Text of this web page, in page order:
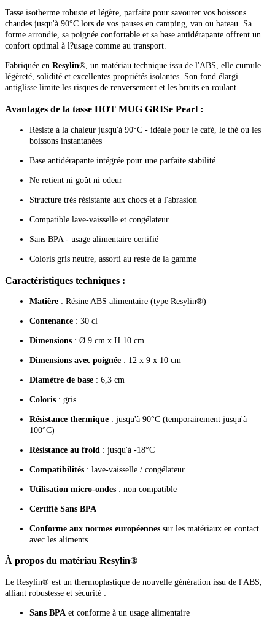
Tasse isotherme robuste et légère, parfaite pour savourer vos boissons
chaudes jusqu'à 90°C lors de vos pauses en camping, van ou bateau. Sa
forme arrondie, sa poignée confortable et sa base antidérapante offrent un
confort optimal à l?usage comme au transport.
Fabriquée en Resylin®, un matériau technique issu de l'ABS, elle cumule
légèreté, solidité et excellentes propriétés isolantes. Son fond élargi
antiglisse limite les risques de renversement et les bruits en roulant.
Avantages de la tasse HOT MUG GRISe Pearl :
Résiste à la chaleur jusqu'à 90°C - idéale pour le café, le thé ou les
boissons instantanées
Base antidérapante intégrée pour une parfaite stabilité
Ne retient ni goût ni odeur
Structure très résistante aux chocs et à l'abrasion
Compatible lave-vaisselle et congélateur
Sans BPA - usage alimentaire certifié
Coloris gris neutre, assorti au reste de la gamme
Caractéristiques techniques :
Matière : Résine ABS alimentaire (type Resylin®)
Contenance : 30 cl
Dimensions : Ø 9 cm x H 10 cm
Dimensions avec poignée : 12 x 9 x 10 cm
Diamètre de base : 6,3 cm
Coloris : gris
Résistance thermique : jusqu'à 90°C (temporairement jusqu'à
100°C)
Résistance au froid : jusqu'à -18°C
Compatibilités : lave-vaisselle / congélateur
Utilisation micro-ondes : non compatible
Certifié Sans BPA
Conforme aux normes européennes sur les matériaux en contact
avec les aliments
À propos du matériau Resylin®
Le Resylin® est un thermoplastique de nouvelle génération issu de l'ABS,
alliant robustesse et sécurité :
Sans BPA et conforme à un usage alimentaire